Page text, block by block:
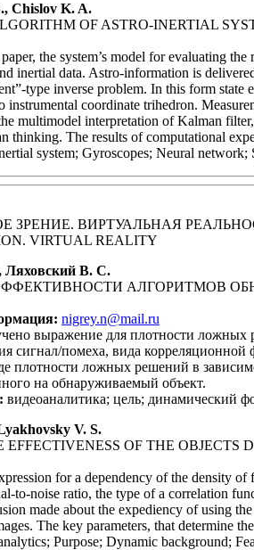
Chislov K. A.
OF ASTRO-INERTIAL
the system’s model for evaluating
inertial data. Astro-information is
type inverse problem. In this form
instrumental coordinate trihedron.
multimodel interpretation of Kalman
thinking. The results of computational
system; Gyroscopes; Neural
ЗРЕНИЕ. ВИРТУАЛЬНАЯ
VIRTUAL REALITY
В. С.
АЛГОРИТМОВ
nigrey.n@mail.ru
выражение для плотности ложных
сигнал/помеха, вида
плотности ложных решений в
на обнаруживаемый объект.
видеоаналитика; цель; динамический
V. S.
EFFECTIVENESS OF THE
for a dependency of the density
to-noise ratio, the type of a correlation
made about the expediency of using
The key parameters, that determine
Purpose; Dynamic background;